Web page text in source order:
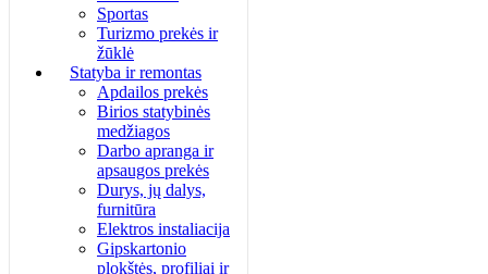
Sportas
Turizmo prekės ir
žūklė
Statyba ir remontas
Apdailos prekės
Birios statybinės
medžiagos
Darbo apranga ir
apsaugos prekės
Durys, jų dalys,
furnitūra
Elektros instaliacija
Gipskartonio
plokštės, profiliai ir